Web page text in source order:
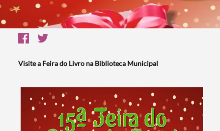
Visite a Feira do Livro na Biblioteca Municipal